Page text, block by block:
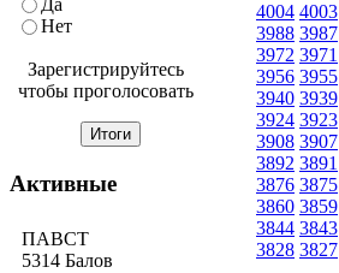
4004 4003
3988 3987
3972 3971
3956 3955
3940 3939
3924 3923
3908 3907
3892 3891
3876 3875
3860 3859
3844 3843
3828 3827
Да
Нет
Зарегистрируйтесь
чтобы проголосовать
Активные
ПАВСТ
5314 Балов